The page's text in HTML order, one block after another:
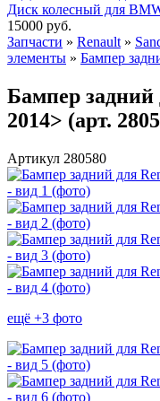
Диск колесный для
15000 руб.
Запчасти » Renault »
элементы » Бампер
Бампер задний
2014> (арт.
Артикул 280580
ещё +3 фото